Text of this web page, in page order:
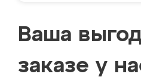
Ваша
заказе у